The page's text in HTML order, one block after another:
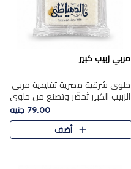
مربي زبيب كبير
حلوى شرقية مصرية تقليدية مربى
الزبيب الكبير تُحضَّر وتصنع من حلوي
جوز الهند باسد بقوام طري ومذاق
غني، وتُزين وتغطا بحبات الزبيب
الذهبي التي ..
79.00 جنيه
أضف